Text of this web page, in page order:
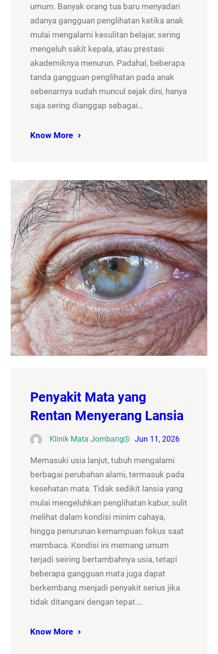
umum. Banyak orang tua baru menyadari
adanya gangguan penglihatan ketika anak
mulai mengalami kesulitan belajar, sering
mengeluh sakit kepala, atau prestasi
akademiknya menurun. Padahal, beberapa
tanda gangguan penglihatan pada anak
sebenarnya sudah muncul sejak dini, hanya
saja sering dianggap sebagai…
Know More
Penyakit Mata yang
Rentan Menyerang Lansia
Klinik Mata Jombang Jun 11, 2026
Memasuki usia lanjut, tubuh mengalami
berbagai perubahan alami, termasuk pada
kesehatan mata. Tidak sedikit lansia yang
mulai mengeluhkan penglihatan kabur, sulit
melihat dalam kondisi minim cahaya,
hingga penurunan kemampuan fokus saat
membaca. Kondisi ini memang umum
terjadi seiring bertambahnya usia, tetapi
beberapa gangguan mata juga dapat
berkembang menjadi penyakit serius jika
tidak ditangani dengan tepat.…
Know More